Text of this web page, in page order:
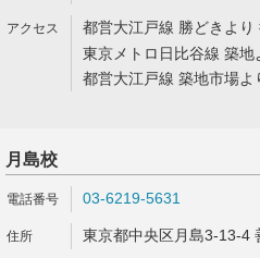
都営大江戸線 勝どきより
東京メトロ日比谷線 築
都営大江戸線 築地市場よ
月島校
03-6219-5631
東京都中央区月島3-13-4